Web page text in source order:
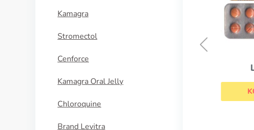
Kamagra
Stromectol
Cenforce
Kamagra Oral Jelly
Chloroquine
Brand Levitra